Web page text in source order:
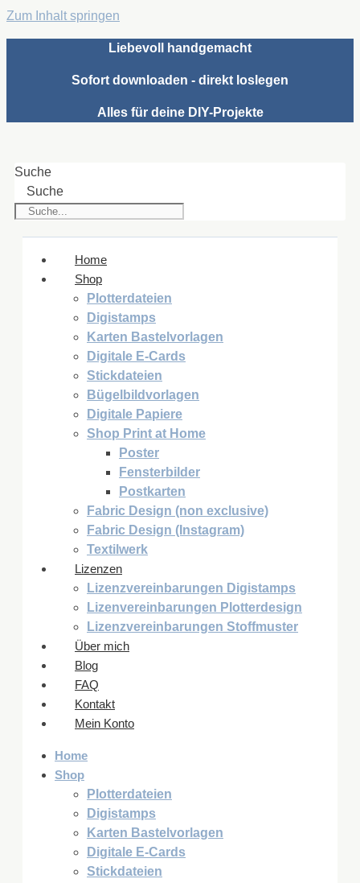
Zum Inhalt springen
Liebevoll handgemacht
Sofort downloaden - direkt loslegen
Alles für deine DIY-Projekte
Suche
Suche
Home
Shop
Plotterdateien
Digistamps
Karten Bastelvorlagen
Digitale E-Cards
Stickdateien
Bügelbildvorlagen
Digitale Papiere
Shop Print at Home
Poster
Fensterbilder
Postkarten
Fabric Design (non exclusive)
Fabric Design (Instagram)
Textilwerk
Lizenzen
Lizenzvereinbarungen Digistamps
Lizenvereinbarungen Plotterdesign
Lizenzvereinbarungen Stoffmuster
Über mich
Blog
FAQ
Kontakt
Mein Konto
Home
Shop
Plotterdateien
Digistamps
Karten Bastelvorlagen
Digitale E-Cards
Stickdateien